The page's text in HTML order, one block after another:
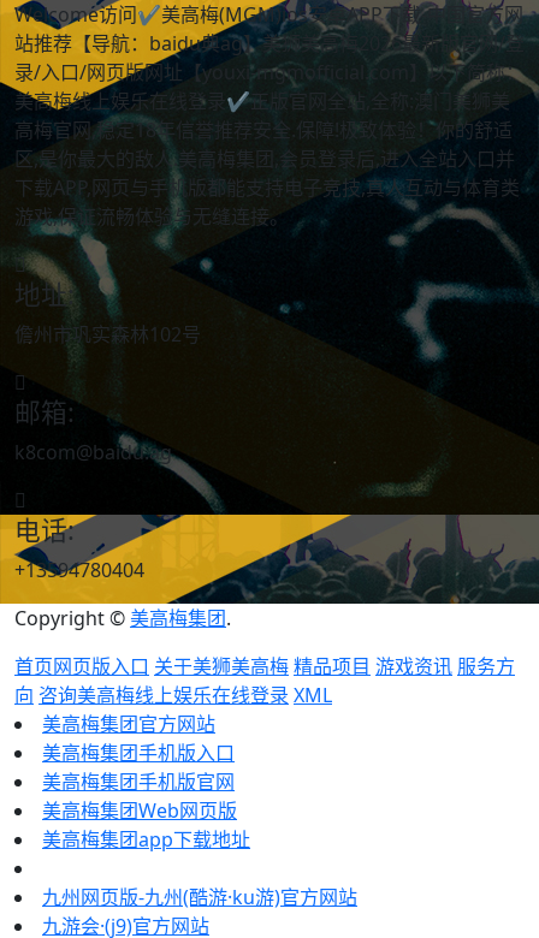
Welcome访问✔美高梅(MGM)ios安卓APP下载-中国官方网
站推荐【导航：baidu典ag】美狮美高梅2026最新版官网/登
录/入口/网页版网址【youxi-mgmofficial.com】以下简称：
美高梅线上娱乐在线登录✔正版官网全站,全称:澳门美狮美
高梅官网,稳定18年信誉推荐安全.保障!极致体验！你的舒适
区,是你最大的敌人.美高梅集团,会员登录后,进入全站入口并
下载APP,网页与手机版都能支持电子竞技,真人互动与体育类
游戏,保证流畅体验与无缝连接。
地址:
儋州市巩实森林102号
邮箱:
k8com@baidu.ag
电话:
+13594780404
Copyright ©美高梅集团.
首页网页版入口 关于美狮美高梅精品项目 游戏资讯 服务方
向 咨询美高梅线上娱乐在线登录 XML
美高梅集团官方网站
美高梅集团手机版入口
美高梅集团手机版官网
美高梅集团Web网页版
美高梅集团app下载地址
九州网页版-九州(酷游·ku游)官方网站
九游会·(j9)官方网站